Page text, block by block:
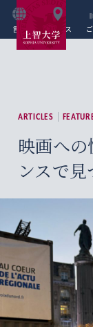
言語 アクセス
ARTICLES
映画へ
ンスで